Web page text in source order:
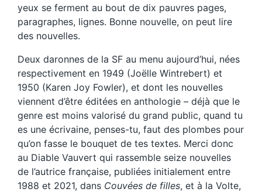
yeux se ferment au bout de dix pauvres pages,
paragraphes, lignes. Bonne nouvelle, on peut lire
des nouvelles.
Deux daronnes de la SF au menu aujourd’hui, nées
respectivement en 1949 (Joëlle Wintrebert) et
1950 (Karen Joy Fowler), et dont les nouvelles
viennent d’être éditées en anthologie – déjà que le
genre est moins valorisé du grand public, quand tu
es une écrivaine, penses-tu, faut des plombes pour
qu’on fasse le bouquet de tes textes. Merci donc
au Diable Vauvert qui rassemble seize nouvelles
de l’autrice française, publiées initialement entre
1988 et 2021, dans Couvées de filles, et à la Volte,